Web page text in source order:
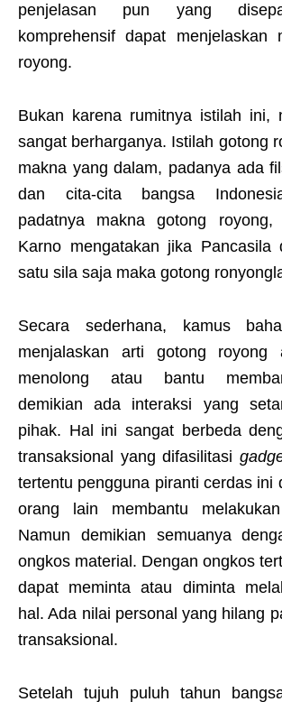
penjelasan pun yang
komprehensif dapat menjelaskan
royong.
Bukan karena rumitnya istilah ini,
sangat berharganya. Istilah gotong
makna yang dalam, padanya ada
dan cita-cita bangsa
padatnya makna gotong royong,
Karno mengatakan jika Pancasila
satu sila saja maka gotong
Secara sederhana, kamus
menjalaskan arti gotong royong
menolong atau bantu
demikian ada interaksi yang
pihak. Hal ini sangat berbeda
transaksional yang difasilitasi
tertentu pengguna piranti cerdas ini
orang lain membantu
Namun demikian semuanya
ongkos material. Dengan ongkos
dapat meminta atau diminta
hal. Ada nilai personal yang hilang
transaksional.
Setelah tujuh puluh tahun